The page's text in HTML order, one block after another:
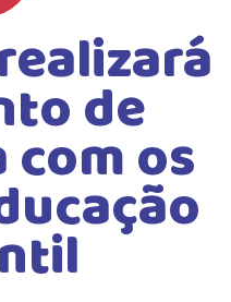
de
os